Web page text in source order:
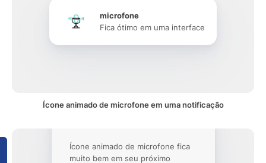
microfone
Fica ótimo em uma interface
Ícone animado de microfone em uma notificação
Ícone animado de microfone fica
muito bem em seu próximo